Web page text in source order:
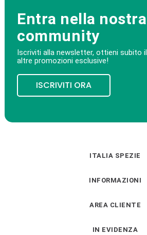
Entra nella nostra
community
Iscriviti alla newsletter, ottieni subito il
altre promozioni esclusive!
ISCRIVITI ORA
ITALIA SPEZIE
INFORMAZIONI
AREA CLIENTE
IN EVIDENZA